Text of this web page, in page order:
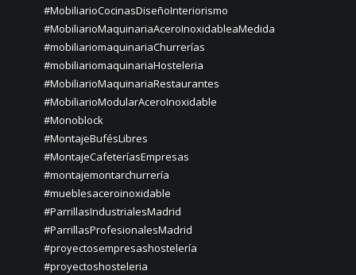
#MobiliarioCocinasDiseñoInteriorismo
#MobiliarioMaquinariaAceroInoxidableaMedida
#mobiliariomaquinariaChurrerías
#mobiliariomaquinariaHosteleria
#MobiliarioMaquinariaRestaurantes
#MobiliarioModularAceroInoxidable
#Monoblock
#MontajeBufésLibres
#MontajeCafeteríasEmpresas
#montajemontarchurrería
#mueblesaceroinoxidable
#ParrillasIndustrialesMadrid
#ParrillasProfesionalesMadrid
#proyectosempresashostelería
#proyectoshosteleria